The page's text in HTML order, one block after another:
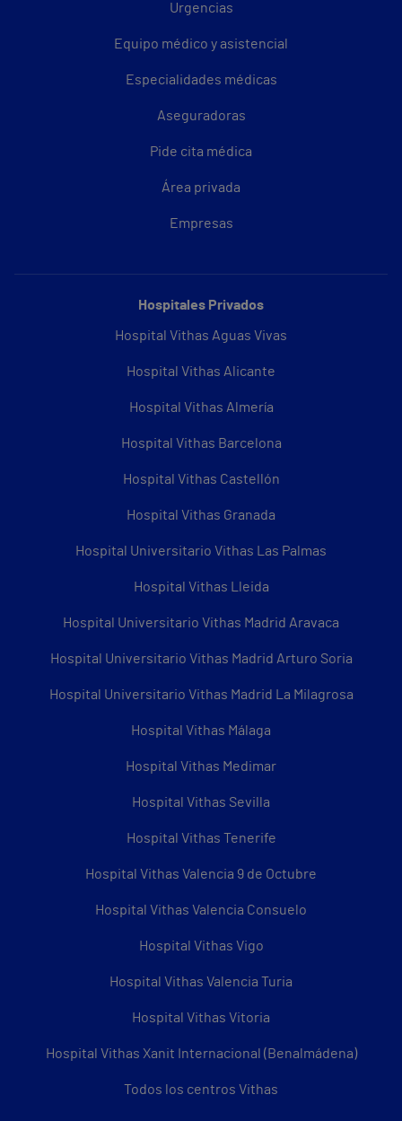
Urgencias
Equipo médico y asistencial
Especialidades médicas
Aseguradoras
Pide cita médica
Área privada
Empresas
Hospitales Privados
Hospital Vithas Aguas Vivas
Hospital Vithas Alicante
Hospital Vithas Almería
Hospital Vithas Barcelona
Hospital Vithas Castellón
Hospital Vithas Granada
Hospital Universitario Vithas Las Palmas
Hospital Vithas Lleida
Hospital Universitario Vithas Madrid Aravaca
Hospital Universitario Vithas Madrid Arturo Soria
Hospital Universitario Vithas Madrid La Milagrosa
Hospital Vithas Málaga
Hospital Vithas Medimar
Hospital Vithas Sevilla
Hospital Vithas Tenerife
Hospital Vithas Valencia 9 de Octubre
Hospital Vithas Valencia Consuelo
Hospital Vithas Vigo
Hospital Vithas Valencia Turia
Hospital Vithas Vitoria
Hospital Vithas Xanit Internacional (Benalmádena)
Todos los centros Vithas